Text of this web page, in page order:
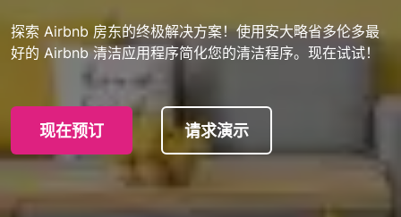
探索 Airbnb 房东的终极解决方案！使用安大略省多伦多最
好的 Airbnb 清洁应用程序简化您的清洁程序。现在试试！
现在预订 请求演示